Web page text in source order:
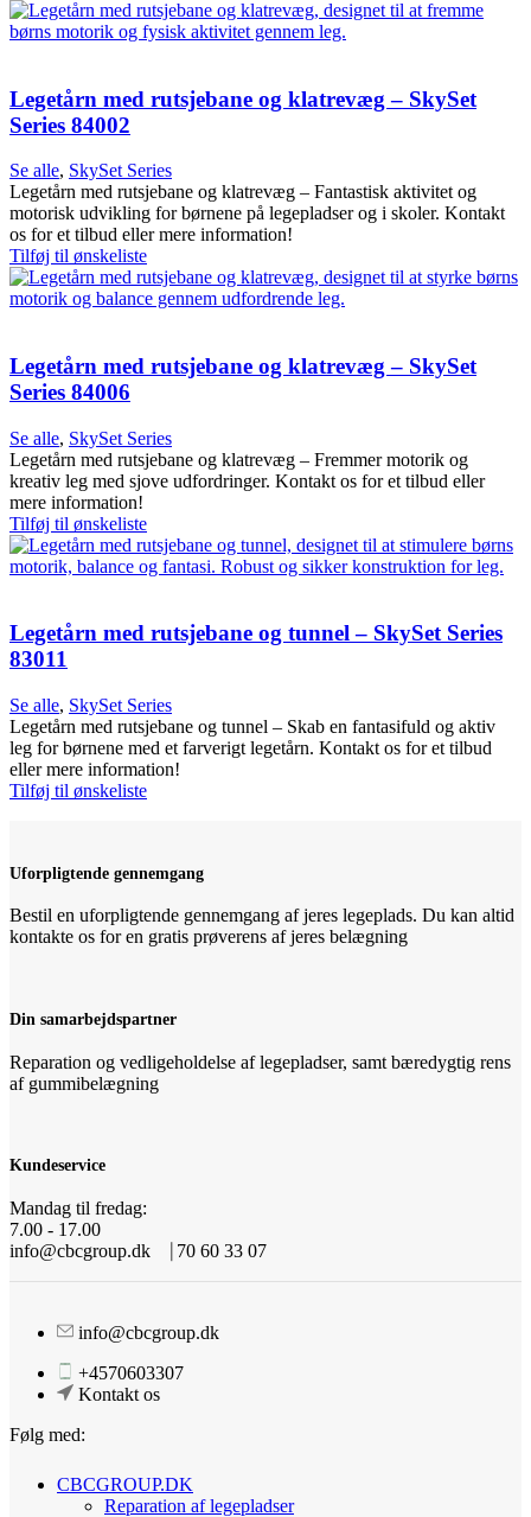
Legetårn med rutsjebane og klatrevæg – SkySet
Series 84002
Se alle, SkySet Series
Legetårn med rutsjebane og klatrevæg – Fantastisk aktivitet og
motorisk udvikling for børnene på legepladser og i skoler. Kontakt
os for et tilbud eller mere information!
Tilføj til ønskeliste
Legetårn med rutsjebane og klatrevæg – SkySet
Series 84006
Se alle, SkySet Series
Legetårn med rutsjebane og klatrevæg – Fremmer motorik og
kreativ leg med sjove udfordringer. Kontakt os for et tilbud eller
mere information!
Tilføj til ønskeliste
Legetårn med rutsjebane og tunnel – SkySet Series
83011
Se alle, SkySet Series
Legetårn med rutsjebane og tunnel – Skab en fantasifuld og aktiv
leg for børnene med et farverigt legetårn. Kontakt os for et tilbud
eller mere information!
Tilføj til ønskeliste
Uforpligtende gennemgang
Bestil en uforpligtende gennemgang af jeres legeplads. Du kan altid
kontakte os for en gratis prøverens af jeres belægning
Din samarbejdspartner
Reparation og vedligeholdelse af legepladser, samt bæredygtig rens
af gummibelægning
Kundeservice
Mandag til fredag:
7.00 - 17.00
info@cbcgroup.dk ⎹ 70 60 33 07
info@cbcgroup.dk
+4570603307
Kontakt os
Følg med:
CBCGROUP.DK
Reparation af legepladser